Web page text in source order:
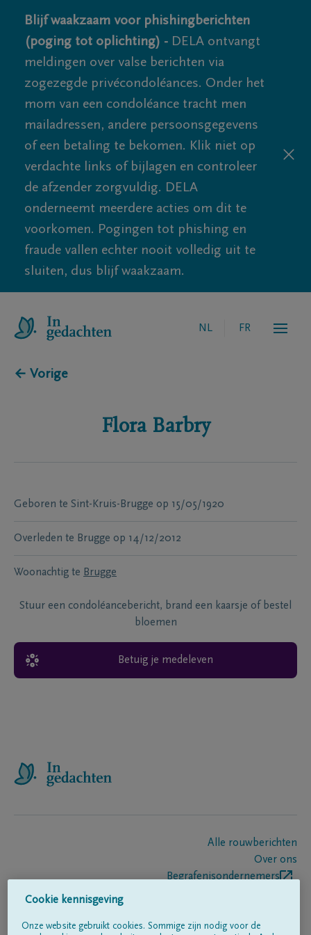
Blijf waakzaam voor phishingberichten
(poging tot oplichting) - DELA ontvangt
meldingen over valse berichten via
zogezegde privécondoléances. Onder het
mom van een condoléance tracht men
mailadressen, andere persoonsgegevens
of een betaling te bekomen. Klik niet op
verdachte links of bijlagen en controleer
de afzender zorgvuldig. DELA
onderneemt meerdere acties om dit te
voorkomen. Pogingen tot phishing en
fraude vallen echter nooit volledig uit te
sluiten, dus blijf waakzaam.
NL FR
← Vorige
Flora Barbry
Geboren te Sint-Kruis-Brugge op 15/05/1920
Overleden te Brugge op 14/12/2012
Woonachtig te Brugge
Stuur een condoléancebericht, brand een kaarsje of bestel
bloemen
Betuig je medeleven
Alle rouwberichten
Over ons
Begrafenisondernemers
Cookie kennisgeving
Onze website gebruikt cookies. Sommige zijn nodig voor de